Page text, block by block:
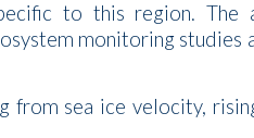
to this region.
monitoring studies
sea ice velocity,